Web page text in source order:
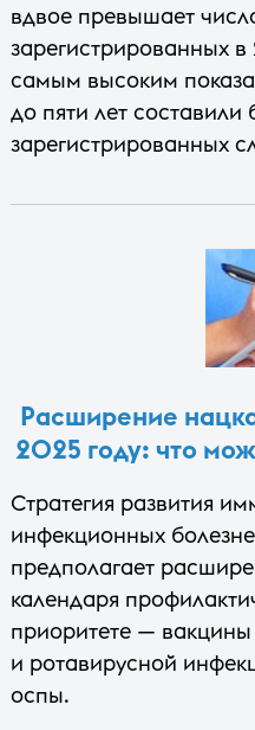
вдвое превышает
зарегистрированных в
самым высоким
до пяти лет составили
зарегистрированных
Расширение
2025 году: что
Стратегия развития
инфекционных
предполагает
календаря
приоритете —
и ротавирусной
оспы.